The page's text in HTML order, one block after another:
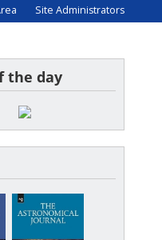
Site Administrators
the day